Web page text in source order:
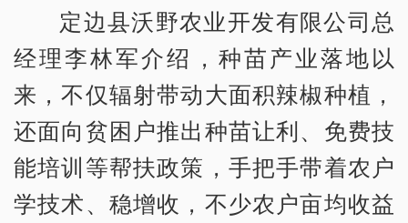
定边县沃野农业开发有限公司总
经理李林军介绍，种苗产业落地以
来，不仅辐射带动大面积辣椒种植，
还面向贫困户推出种苗让利、免费技
能培训等帮扶政策，手把手带着农户
学技术、稳增收，不少农户亩均收益